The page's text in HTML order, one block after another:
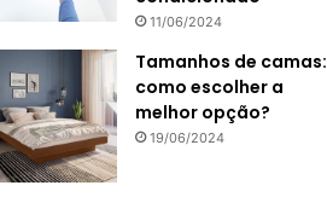
11/06/2024
Tamanhos de camas:
como escolher a
melhor opção?
19/06/2024